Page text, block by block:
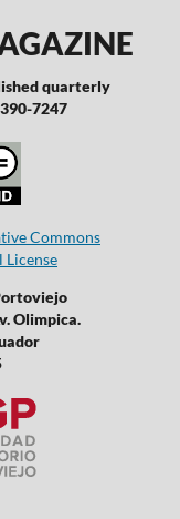
quarterly
7247
Commons
Olimpica.